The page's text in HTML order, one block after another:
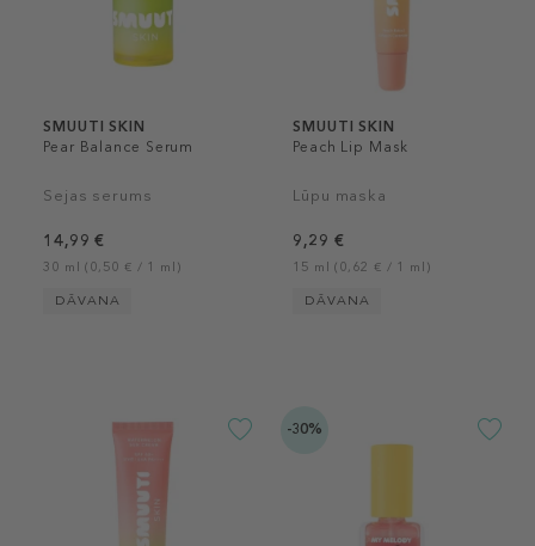
SMUUTI SKIN
Pear Balance Serum
Sejas serums
14,99 €
30 ml (0,50 € / 1 ml)
DĀVANA
SMUUTI SKIN
Peach Lip Mask
Lūpu maska
9,29 €
15 ml (0,62 € / 1 ml)
DĀVANA
-30%